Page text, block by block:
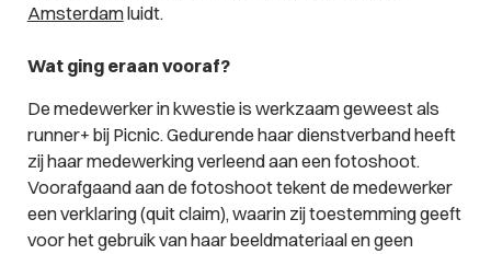
Amsterdamluidt.
Wat ging eraan vooraf?
De medewerker in kwestie is werkzaam geweest als
runner+ bij Picnic. Gedurende haar dienstverband heeft
zij haar medewerking verleend aan een fotoshoot.
Voorafgaand aan de fotoshoot tekent de medewerker
een verklaring (quit claim), waarin zij toestemming geeft
voor het gebruik van haar beeldmateriaal en geen